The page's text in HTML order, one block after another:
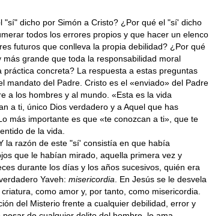
"sí" dicho por Simón a Cristo? ¿Por qué el "sí' dicho
todos los errores propios y que hacer un elenco
futuros que conlleva la propia debilidad? ¿Por qué
grande que toda la responsabilidad moral
práctica concreta? La respuesta a estas preguntas
mandato del Padre. Cristo es el «enviado» del Padre
a los hombres y al mundo. «Esta es la vida
a ti, único Dios verdadero y a Aquel que has
más importante es que «te conozcan a ti», que te
de la vida.
la razón de este "sí' consistía en que había
que le habían mirado, aquella primera vez y
durante los días y los años sucesivos, quién era
Yaveh: misericordia . En Jesús se le desvela
como amor y, por tanto, como miseri­cordia.
del Miste­rio frente a cualquier debilidad, error y